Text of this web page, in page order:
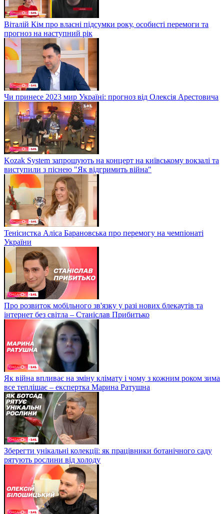
Віталій Кім про власні підсумки року, особисті перемоги та
прогноз на наступний рік
Чи принесе 2023 мир Україні: прогноз від Олексія Арестовича
Kozak System запрошують на концерт на київському вокзалі та
виступили з піснею "Як відгримить війна"
Тенісистка Аліса Барановська про перемогу на чемпіонаті
України
Про розвиток мобільного зв'язку у разі нових блекаутів та
інтернет без світла – Станіслав Прибитько
Як війна впливає на зміну клімату і чому з кожним роком зима
все теплішає – експертка Марина Ратушна
Зберегти унікальні колекції: як працівники ботанічного саду
рятують рослини від холоду